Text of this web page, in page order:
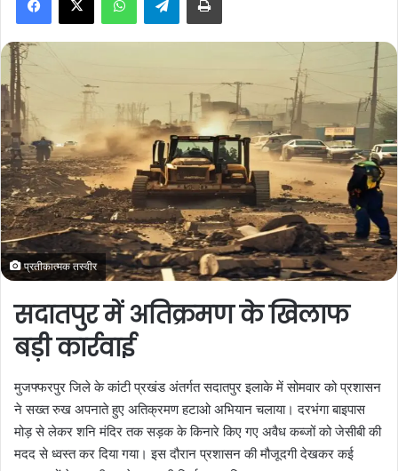
a
i
l
प्रतीकात्मक तस्वीर
सदातपुर में अतिक्रमण के खिलाफ
बड़ी कार्रवाई
मुजफ्फरपुर जिले के कांटी प्रखंड अंतर्गत सदातपुर इलाके में सोमवार को प्रशासन
ने सख्त रुख अपनाते हुए अतिक्रमण हटाओ अभियान चलाया। दरभंगा बाइपास
मोड़ से लेकर शनि मंदिर तक सड़क के किनारे किए गए अवैध कब्जों को जेसीबी की
मदद से ध्वस्त कर दिया गया। इस दौरान प्रशासन की मौजूदगी देखकर कई